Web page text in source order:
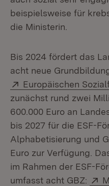
beispielsweise für
die Ministerin.
Bis 2024 fördert das
acht neue
Extern:
Europäischen
zunächst rund zwei
600.000 Euro an
bis 2027 für die ESF-
Alphabetisierung und
Euro zur Verfügung.
im Rahmen der ESF-
umfasst acht GBZ: